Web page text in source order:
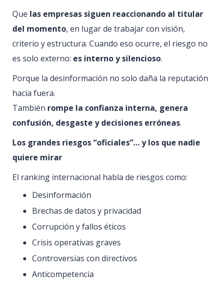
Que las empresas siguen reaccionando al titular
del momento, en lugar de trabajar con visión,
criterio y estructura. Cuando eso ocurre, el riesgo no
es solo externo: es interno y silencioso.
Porque la desinformación no solo daña la reputación
hacia fuera.
También rompe la confianza interna, genera
confusión, desgaste y decisiones erróneas.
Los grandes riesgos “oficiales”… y los que nadie
quiere mirar
El ranking internacional habla de riesgos como:
Desinformación
Brechas de datos y privacidad
Corrupción y fallos éticos
Crisis operativas graves
Controversias con directivos
Anticompetencia